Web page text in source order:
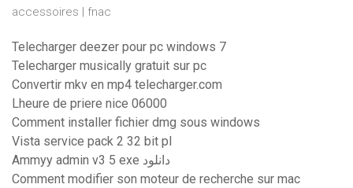
accessoires | fnac
Telecharger deezer pour pc windows 7
Telecharger musically gratuit sur pc
Convertir mkv en mp4 telecharger.com
Lheure de priere nice 06000
Comment installer fichier dmg sous windows
Vista service pack 2 32 bit pl
Ammyy admin v3 5 exe دانلود
Comment modifier son moteur de recherche sur mac